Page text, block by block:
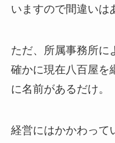
いますので間違いは
ただ、所属事務所に
確かに現在八百屋を
に名前があるだけ。
経営にはかかわって